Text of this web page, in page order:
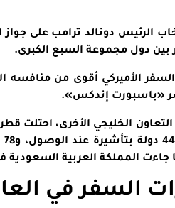
الرئيس دونالد ترامب على جواز
دول مجموعة السبع الكبرى.
الأميركي أقوى من منافسه
السفر في العالم